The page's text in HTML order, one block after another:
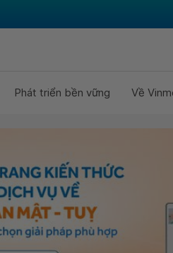
Phát triển bền vững Về